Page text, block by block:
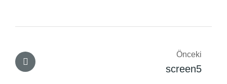
gezinmesi
Önceki
screen5